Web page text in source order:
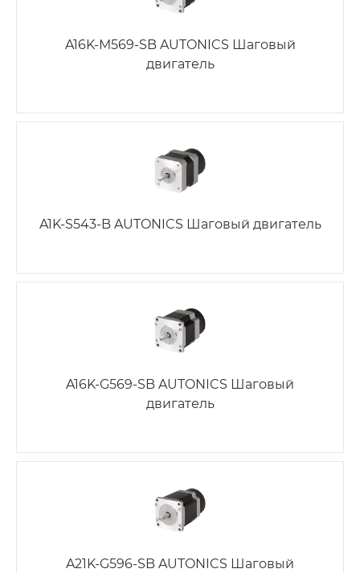
A16K-M569-SB AUTONICS Шаговый
двигатель
A1K-S543-B AUTONICS Шаговый двигатель
A16K-G569-SB AUTONICS Шаговый
двигатель
A21K-G596-SB AUTONICS Шаговый